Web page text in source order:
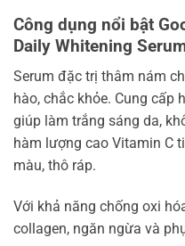
Công dụng nổi bật
Daily Whitening
Serum đặc trị thâm nám
hào, chắc khỏe. Cung cấp
giúp làm trắng sáng da,
hàm lượng cao Vitamin C
màu, thô ráp.
Với khả năng chống oxi
collagen, ngăn ngừa và